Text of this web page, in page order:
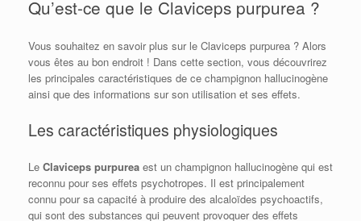
Qu’est-ce que le Claviceps purpurea ?
Vous souhaitez en savoir plus sur le Claviceps purpurea ? Alors
vous êtes au bon endroit ! Dans cette section, vous découvrirez
les principales caractéristiques de ce champignon hallucinogène
ainsi que des informations sur son utilisation et ses effets.
Les caractéristiques physiologiques
Le Claviceps purpurea est un champignon hallucinogène qui est
reconnu pour ses effets psychotropes. Il est principalement
connu pour sa capacité à produire des alcaloïdes psychoactifs,
qui sont des substances qui peuvent provoquer des effets